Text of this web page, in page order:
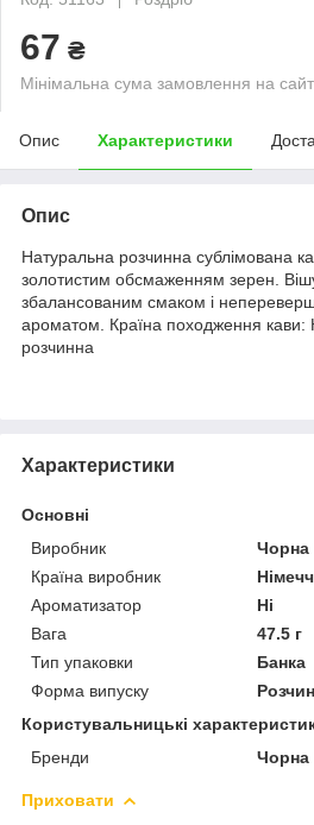
67 ₴
Мінімальна сума замовлення на
Опис Характеристики
Опис
Натуральна розчинна сублімована
золотистим обсмаженням зерен.
збалансованим смаком і
ароматом. Країна походження кави:
розчинна
Характеристики
Основні
Виробник
Чорна
Країна виробник
Ароматизатор
Ні
Вага
47.5 г
Тип упаковки
Банка
Форма випуску
Користувальницькі
Бренди
Чорна
Приховати